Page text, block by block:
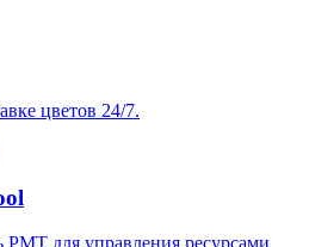
цветов 24/7.